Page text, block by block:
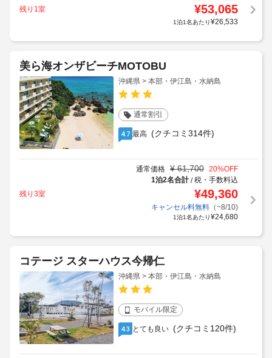
残り1室
¥53,065
1泊1名あたり¥26,533
美ら海オンザビーチMOTOBU
沖縄県 > 本部・伊江島・水納島
通常割引
4.7 最高 (クチコミ314件)
通常価格 ¥ 61,700 20%OFF
1泊2名合計/税・手数料込
残り3室
¥49,360
キャンセル料無料（~8/10)
1泊1名あたり¥24,680
コテージ スターハウス今帰仁
沖縄県 > 本部・伊江島・水納島
モバイル限定
4.3 とても良い (クチコミ120件)